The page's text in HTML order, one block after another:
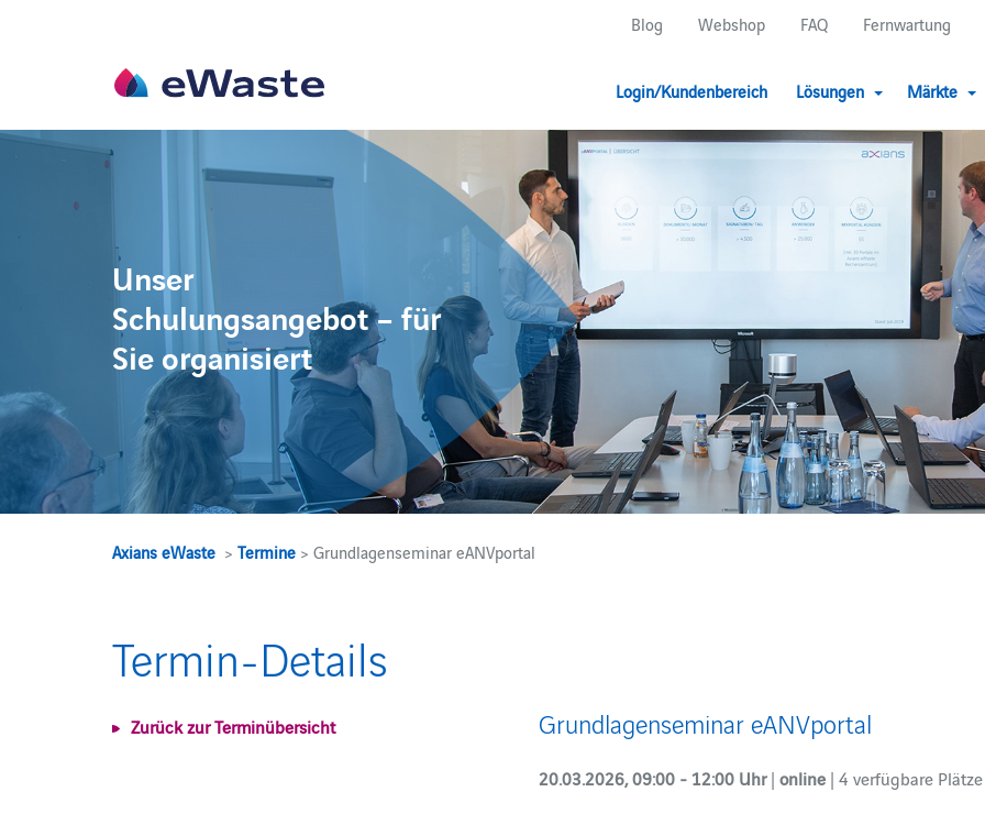
Blog Webshop FAQ Fernwartung
Login/Kundenbereich Lösungen Märkte
Unser
Schulungsangebot – für
Sie organisiert
Axians eWaste > Termine > Grundlagenseminar eANVportal
Termin-Details
Zurück zur Terminübersicht Grundlagenseminar eANVportal
20.03.2026, 09:00 - 12:00 Uhr| online | 4 verfügbare Plätze